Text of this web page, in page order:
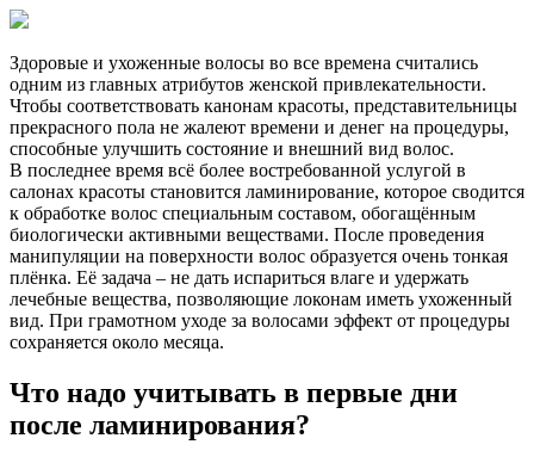
Здоровые и ухоженные волосы во все времена считались
одним из главных атрибутов женской привлекательности.
Чтобы соответствовать канонам красоты, представительницы
прекрасного пола не жалеют времени и денег на процедуры,
способные улучшить состояние и внешний вид волос.
В последнее время всё более востребованной услугой в
салонах красоты становится ламинирование, которое сводится
к обработке волос специальным составом, обогащённым
биологически активными веществами. После проведения
манипуляции на поверхности волос образуется очень тонкая
плёнка. Её задача – не дать испариться влаге и удержать
лечебные вещества, позволяющие локонам иметь ухоженный
вид. При грамотном уходе за волосами эффект от процедуры
сохраняется около месяца.
Что надо учитывать в первые дни
после ламинирования?